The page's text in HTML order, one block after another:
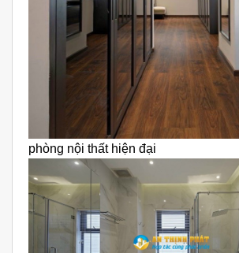
phòng nội thất hiện đại